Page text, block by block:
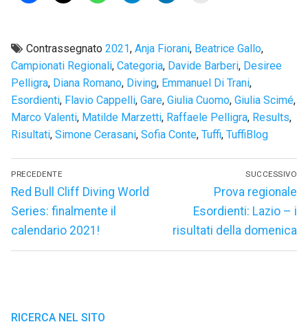
Contrassegnato 2021, Anja Fiorani, Beatrice Gallo,
Campionati Regionali, Categoria, Davide Barberi, Desiree
Pelligra, Diana Romano, Diving, Emmanuel Di Trani,
Esordienti, Flavio Cappelli, Gare, Giulia Cuomo, Giulia Scimé,
Marco Valenti, Matilde Marzetti, Raffaele Pelligra, Results,
Risultati, Simone Cerasani, Sofia Conte, Tuffi, TuffiBlog
Navigazione
articoli
PRECEDENTE
Articolo
precedente:
Red Bull Cliff Diving World
Series: finalmente il
calendario 2021!
SUCCESSIVO
Articolo
successivo:
Prova regionale
Esordienti: Lazio – i
risultati della domenica
RICERCA NEL SITO